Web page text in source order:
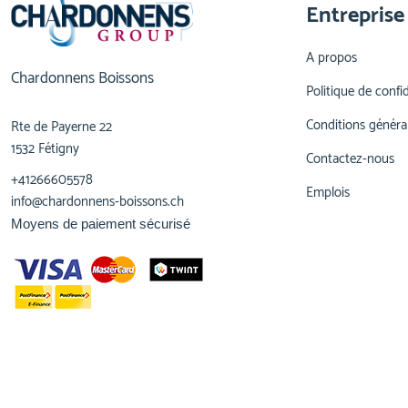
Chardonnens Boissons
Rte de Payerne 22
1532 Fétigny
+41266605578
info@chardonnens-boissons.ch
Entreprise
A propos
Politique de
Conditions
Contactez-nous
Emplois
Moyens de paiement sécurisé